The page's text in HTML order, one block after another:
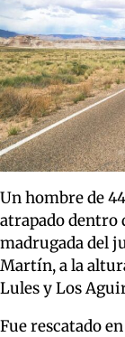
Un hombre de
atrapado dentro
madrugada del
Martín, a la
Lules y Los
Fue rescatado